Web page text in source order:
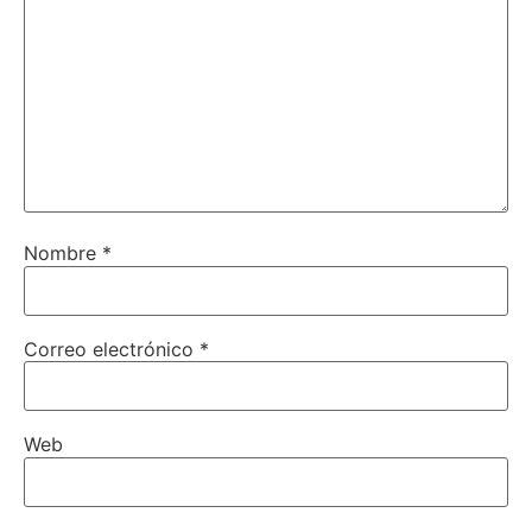
Nombre *
Correo electrónico *
Web